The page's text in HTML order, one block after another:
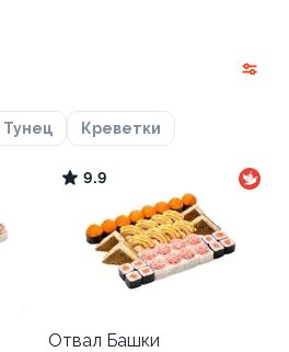
Тунец Креветки
9.9
Отвал Башки